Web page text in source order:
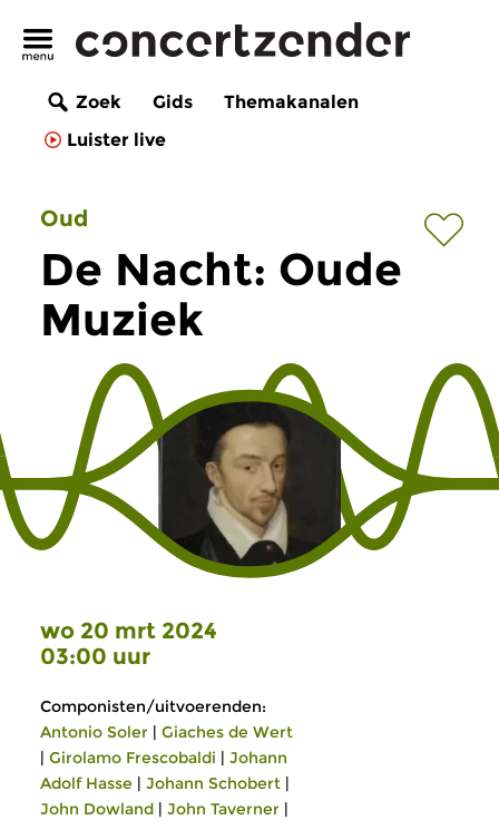
Zoek Gids
Themakanalen
Luister live
Oud
De Nacht: Oude
Muziek
wo 20 mrt 2024
03:00 uur
Componisten/uitvoerenden:
Antonio Soler | Giaches de Wert
| Girolamo Frescobaldi | Johann
Adolf Hasse | Johann Schobert |
John Dowland | John Taverner |